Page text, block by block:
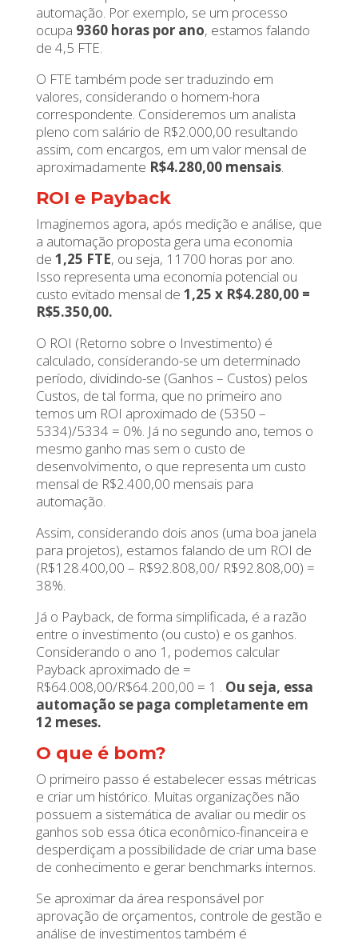
automação. Por exemplo, se um processo
ocupa 9360 horas por ano, estamos falando
de 4,5 FTE.
O FTE também pode ser traduzindo em
valores, considerando o homem-hora
correspondente. Consideremos um analista
pleno com salário de R$2.000,00 resultando
assim, com encargos, em um valor mensal de
aproximadamente R$4.280,00 mensais.
ROI e Payback
Imaginemos agora, após medição e análise, que
a automação proposta gera uma economia
de 1,25 FTE, ou seja, 11700 horas por ano.
Isso representa uma economia potencial ou
custo evitado mensal de 1,25 x R$4.280,00 =
R$5.350,00.
O ROI (Retorno sobre o Investimento) é
calculado, considerando-se um determinado
período, dividindo-se (Ganhos – Custos) pelos
Custos, de tal forma, que no primeiro ano
temos um ROI aproximado de (5350 –
5334)/5334 = 0%. Já no segundo ano, temos o
mesmo ganho mas sem o custo de
desenvolvimento, o que representa um custo
mensal de R$2.400,00 mensais para
automação.
Assim, considerando dois anos (uma boa janela
para projetos), estamos falando de um ROI de
(R$128.400,00 – R$92.808,00/ R$92.808,00) =
38%.
Já o Payback, de forma simplificada, é a razão
entre o investimento (ou custo) e os ganhos.
Considerando o ano 1, podemos calcular
Payback aproximado de =
R$64.008,00/R$64.200,00 = 1 . Ou seja, essa
automação se paga completamente em
12 meses.
O que é bom?
O primeiro passo é estabelecer essas métricas
e criar um histórico. Muitas organizações não
possuem a sistemática de avaliar ou medir os
ganhos sob essa ótica econômico-financeira e
desperdiçam a possibilidade de criar uma base
de conhecimento e gerar benchmarks internos.
Se aproximar da área responsável por
aprovação de orçamentos, controle de gestão e
análise de investimentos também é